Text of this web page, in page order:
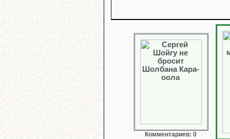
Комментариев: 0